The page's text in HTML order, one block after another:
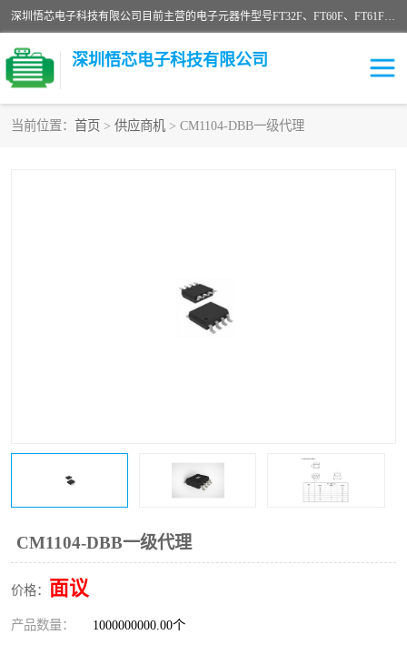
深圳悟芯电子科技有限公司目前主营的电子元器件型号FT32F、FT60F、FT61F、FT62F、FT64F、FT61FC、MCU EEPROM MOS LDO 稳压管 触摸IC DC-DC AC-DC 协议IC等，广泛应用于LED射灯、LED日光灯、等诸多领域。
深圳悟芯电子科技有限公司
当前位置： 首页 > 供应商机 > CM1104-DBB一级代理
CM1104-DBB一级代理
价格： 面议
产品数量： 1000000000.00个
FT61F021